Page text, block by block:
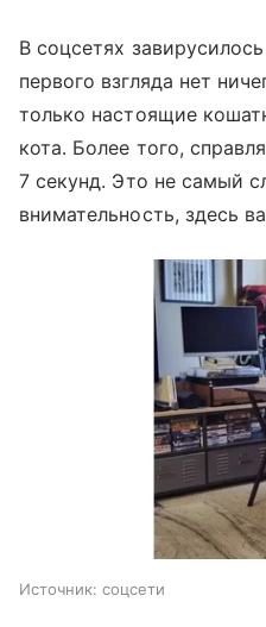
В соцсетях
первого взгляда нет
только настоящие
кота. Более того,
7 секунд. Это не самый
внимательность, здесь
Источник: соцсети